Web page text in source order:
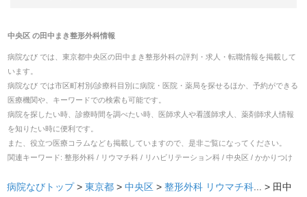
中央区の田中まき整形外科情報
病院なび では、 東京都中央区の田中まき整形外科の評判・求人・転職情報を掲載して
います。
病院なび では市区町村別/診療科目別に病院・医院・薬局を探せるほか、予約ができる
医療機関や、キーワードでの検索も可能です。
病院を探したい時、診療時間を調べたい時、医師求人や看護師求人、薬剤師求人情報
を知りたい時に便利です。
また、役立つ医療コラムなども掲載していますので、是非ご覧になってください。
関連キーワード: 整形外科 / リウマチ科 / リハビリテーション科 / 中央区 / かかりつけ
病院なびトップ > 東京都 > 中央区 > 整形外科 リウマチ科... > 田中